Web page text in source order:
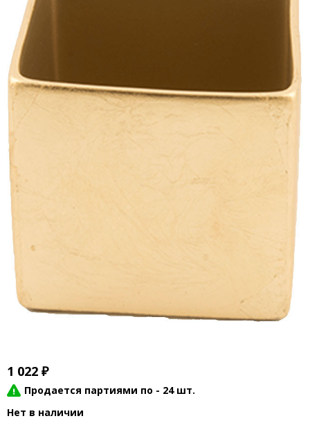
1 022 ₽
Продается партиями по - 24 шт.
Нет в наличии